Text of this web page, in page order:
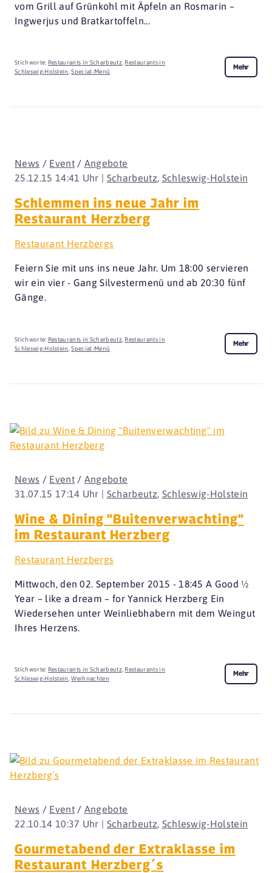
vom Grill auf Grünkohl mit Äpfeln an Rosmarin –
Ingwerjus und Bratkartoffeln...
Stichworte: Restaurants in Scharbeutz, Restaurants in
Schleswig-Holstein,Special-Menü
Mehr
25.12.15 14:41 Uhr | Scharbeutz, Schleswig-Holstein
News / Event/ Angebote
Schlemmen ins neue Jahr im
Restaurant Herzberg
Restaurant Herzbergs
Feiern Sie mit uns ins neue Jahr. Um 18:00 servieren
wir ein vier - Gang Silvestermenü und ab 20:30 fünf
Gänge.
Stichworte: Restaurants in Scharbeutz, Restaurants in
Schleswig-Holstein ,Special-Menü
Mehr
31.07.15 17:14 Uhr | Scharbeutz, Schleswig-Holstein
News / Event/ Angebote
Wine & Dining "Buitenverwachting"
im Restaurant Herzberg
Restaurant Herzbergs
Mittwoch, den 02. September 2015 - 18:45 A Good ½
Year – like a dream – for Yannick Herzberg Ein
Wiedersehen unter Weinliebhabern mit dem Weingut
Ihres Herzens.
Stichworte: Restaurants in Scharbeutz, Restaurants in
Schleswig-Holstein,Weihnachten
Mehr
22.10.14 10:37 Uhr | Scharbeutz, Schleswig-Holstein
News / Event/ Angebote
Gourmetabend der Extraklasse im
Restaurant Herzberg´s